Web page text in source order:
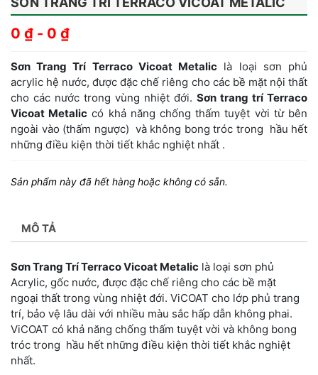
0 ₫ - 0 ₫
Sơn Trang Trí Terraco Vicoat Metalic là loại sơn phủ
acrylic hệ nước, được đặc chế riêng cho các bề mặt nội thất
cho các nước trong vùng nhiệt đới. Sơn trang trí Terraco
Vicoat Metalic có khả năng chống thấm tuyệt vời từ bên
ngoài vào (thấm ngược) và không bong tróc trong hầu hết
những điều kiện thời tiết khắc nghiệt nhất .
Sản phẩm này đã hết hàng hoặc không có sẵn.
MÔ TẢ
Sơn Trang Trí Terraco Vicoat Metalic là loại sơn phủ
Acrylic, gốc nước, được đặc chế riêng cho các bề mặt
ngoại thất trong vùng nhiệt đới. ViCOAT cho lớp phủ trang
trí, bảo vệ lâu dài với nhiều màu sắc hấp dẫn không phai.
ViCOAT có khả năng chống thấm tuyệt vời và không bong
tróc trong hầu hết những điều kiện thời tiết khắc nghiệt
nhất.